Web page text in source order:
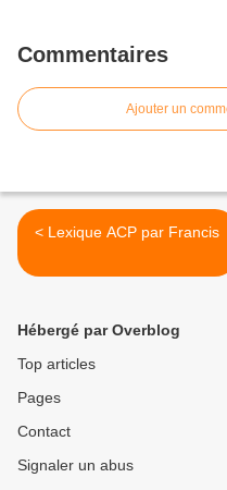
Commentaires
Ajouter un
< Lexique ACP par Francis
Hébergé par Overblog
Top articles
Pages
Contact
Signaler un abus